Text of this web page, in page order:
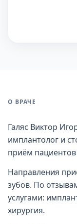
О ВРАЧЕ
Галяс Виктор
имплантолог и
приём
Направления
зубов. По
услугами:
хирургия.